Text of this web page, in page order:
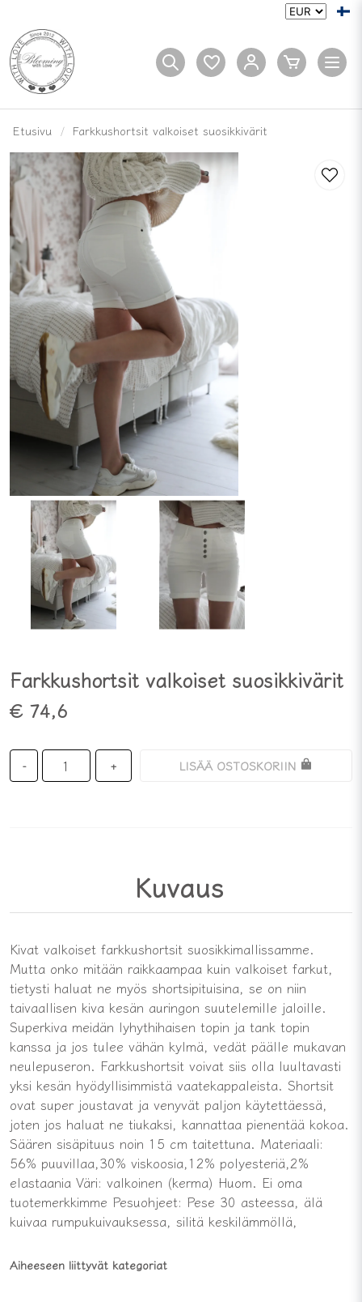
Etusivu Farkkushortsit valkoiset suosikkivärit
Farkkushortsit valkoiset suosikkivärit
€ 74,6
- + LISÄÄ OSTOSKORIIN
Kuvaus
Kivat valkoiset farkkushortsit suosikkimallissamme.
Mutta onko mitään raikkaampaa kuin valkoiset farkut,
tietysti haluat ne myös shortsipituisina, se on niin
taivaallisen kiva kesän auringon suutelemille jaloille.
Superkiva meidän lyhythihaisen topin ja tank topin
kanssa ja jos tulee vähän kylmä, vedät päälle mukavan
neulepuseron. Farkkushortsit voivat siis olla luultavasti
yksi kesän hyödyllisimmistä vaatekappaleista. Shortsit
ovat super joustavat ja venyvät paljon käytettäessä,
joten jos haluat ne tiukaksi, kannattaa pienentää kokoa.
Säären sisäpituus noin 15 cm taitettuna. Materiaali:
56% puuvillaa,30% viskoosia,12% polyesteriä,2%
elastaania Väri: valkoinen (kerma) Huom. Ei oma
tuotemerkkimme Pesuohjeet: Pese 30 asteessa, älä
kuivaa rumpukuivauksessa, silitä keskilämmöllä,
Aiheeseen liittyvät kategoriat